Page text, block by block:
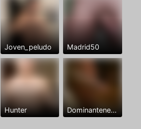
Joven_peludo Madrid50
Hunter Dominantenegro ya